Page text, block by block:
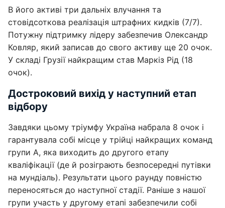
В його активі три дальніх влучання та
стовідсоткова реалізація штрафних кидків (7/7).
Потужну підтримку лідеру забезпечив Олександр
Ковляр, який записав до свого активу ще 20 очок.
У складі Грузії найкращим став Маркіз Рід (18
очок).
Достроковий вихід у наступний етап
відбору
Завдяки цьому тріумфу Україна набрала 8 очок і
гарантувала собі місце у трійці найкращих команд
групи А, яка виходить до другого етапу
кваліфікації (де й розіграють безпосередні путівки
на мундіаль). Результати цього раунду повністю
переносяться до наступної стадії. Раніше з нашої
групи участь у другому етапі забезпечили собі